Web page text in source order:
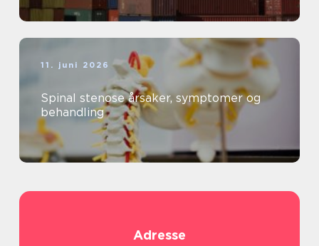
11. juni 2026
Spinal stenose årsaker, symptomer og
behandling
Adresse